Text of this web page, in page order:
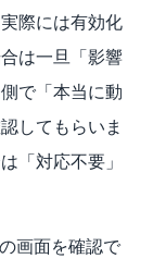
際には有効化
は一旦「影響
で「本当に動
してもらいま
「対応不要」
画面を確認で